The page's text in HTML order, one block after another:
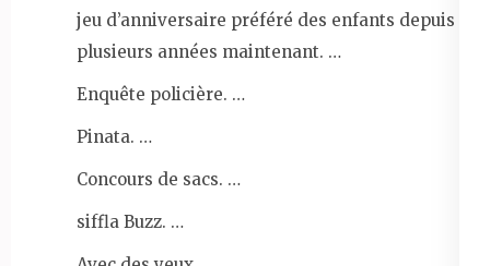
jeu d’anniversaire préféré des enfants depuis
plusieurs années maintenant. …
Enquête policière. …
Pinata. …
Concours de sacs. …
siffla Buzz. …